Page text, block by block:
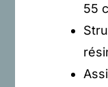
55